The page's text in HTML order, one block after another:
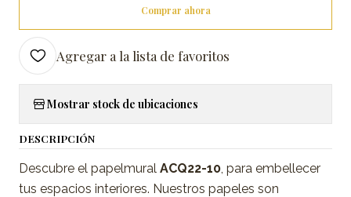
Comprar ahora
Agregar a la lista de favoritos
Mostrar stock de ubicaciones
DESCRIPCIÓN
Descubre el papelmural ACQ22-10, para embellecer
tus espacios interiores. Nuestros papeles son